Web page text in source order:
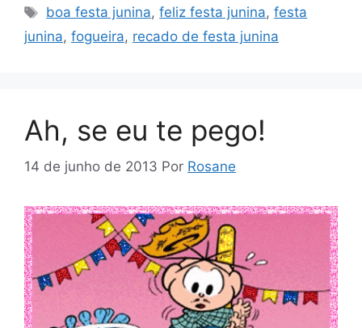
Tags
boa festa junina,feliz festa junina,festa
junina, fogueira, recado de festa junina
Ah, se eu te pego!
14 de junho de 2013 Por Rosane